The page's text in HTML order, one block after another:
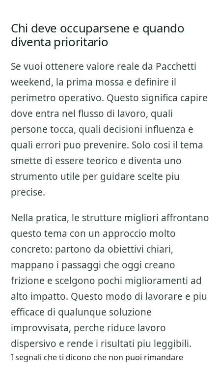
Chi deve occuparsene e quando
diventa prioritario
Se vuoi ottenere valore reale da Pacchetti
weekend, la prima mossa e definire il
perimetro operativo. Questo significa capire
dove entra nel flusso di lavoro, quali
persone tocca, quali decisioni influenza e
quali errori puo prevenire. Solo cosi il tema
smette di essere teorico e diventa uno
strumento utile per guidare scelte piu
precise.
Nella pratica, le strutture migliori affrontano
questo tema con un approccio molto
concreto: partono da obiettivi chiari,
mappano i passaggi che oggi creano
frizione e scelgono pochi miglioramenti ad
alto impatto. Questo modo di lavorare e piu
efficace di qualunque soluzione
improvvisata, perche riduce lavoro
dispersivo e rende i risultati piu leggibili.
I segnali che ti dicono che non puoi rimandare